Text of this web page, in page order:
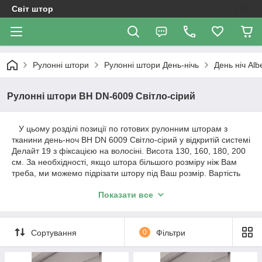
Світ штор
Рулонні штори Рулоннi штори День-нiчь День ніч
Рулонні штори ВН DN-6009 Світло-сірий
У цьому розділі позиції по готових рулонним шторам з
тканини день-ноч ВН DN 6009 Світло-сірий у відкритій системі
Делайт 19 з фіксацією на волосіні. Висота 130, 160, 180, 200
см. За необхідності, якщо штора більшого розміру ніж Вам
треба, ми можемо підрізати штору під Ваш розмір. Вартість
Важливо!!! Як відбувається робота з нами. Ми
працюємо з усією Україною!
дзвінком або повідомленням в Вайбер.
Показати все
Сортування 0 Фільтри